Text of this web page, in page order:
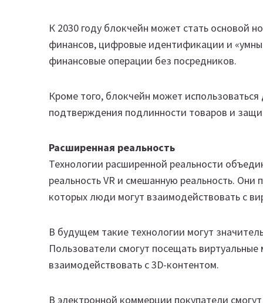
К 2030 году блокчейн может стать основой
финансов, цифровые идентификации и
финансовые операции без посредников.
Кроме того, блокчейн может
подтверждения подлинности товаров и
Расширенная реальность
Технологии расширенной реальности
реальность VR и смешанную реальность.
которых люди могут взаимодействовать с
В будущем такие технологии могут
Пользователи смогут посещать
взаимодействовать с 3D-контентом.
В электронной коммерции покупатели